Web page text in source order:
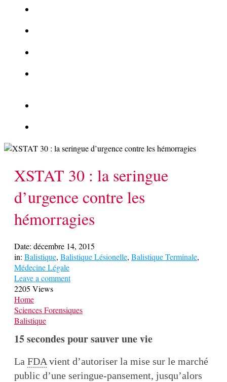
XSTAT 30 : la seringue
d’urgence contre les
hémorragies
Date: décembre 14, 2015
in: Balistique, Balistique Lésionelle, Balistique Terminale,
Médecine Légale
Leave a comment
2205 Views
Home
Sciences Forensiques
Balistique
15 secondes pour sauver une vie
La FDA vient d’autoriser la mise sur le marché
public d’une seringue-pansement, jusqu’alors